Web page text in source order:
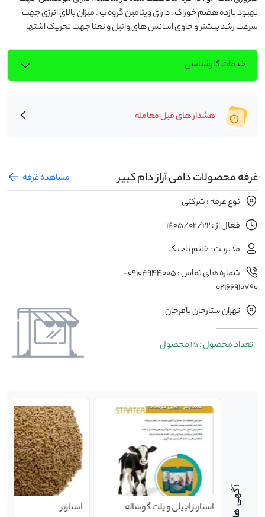
سرعت رشد بیشتر و حاوی اسانس های وانیل و نعنا جهت تحریک اشتها
خدمات کارشناسی
هشدار های قبل معامله
غرفه محصولات دامی آراز دام کبیر
مشاهده غرفه
نوع غرفه : شرکتی
فعال از : 1405/02/22
مدیریت : خانم تاجیک
شماره های تماس : 09104944005-
02166910790
تهران ستارخان باقرخان
تعداد محصول : 15 محصول
استارتر اجیلی و پلت گوساله استارتر